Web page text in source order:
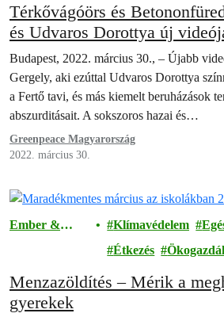
Térkővágóörs és
és Udvaros Dorottya új
Budapest, 2022. március 30., – Újabb
Gergely, aki ezúttal Udvaros Dorottya
a Fertő tavi, és más kiemelt beruházások
abszurditásait. A sokszoros hazai és…
Greenpeace Magyarország
2022. március 30.
Ember &
Klímavédelem
Étkezés
Menzazöldítés – Mérik a
gyerekek